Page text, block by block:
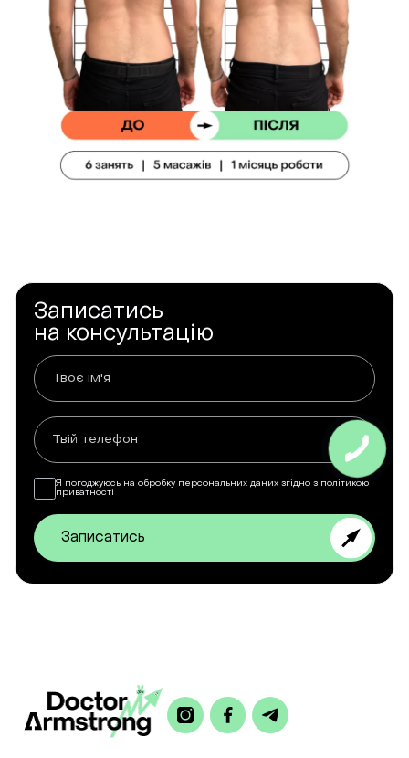
Записатись
на консультацію
Я погоджуюсь на обробку персональних даних згідно з політикою
приватності
Записатись